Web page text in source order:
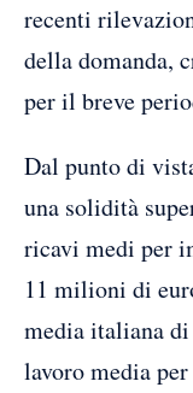
recenti
della domanda,
per il breve
Dal punto di
una solidità
ricavi medi per
11 milioni di
media italiana
lavoro media